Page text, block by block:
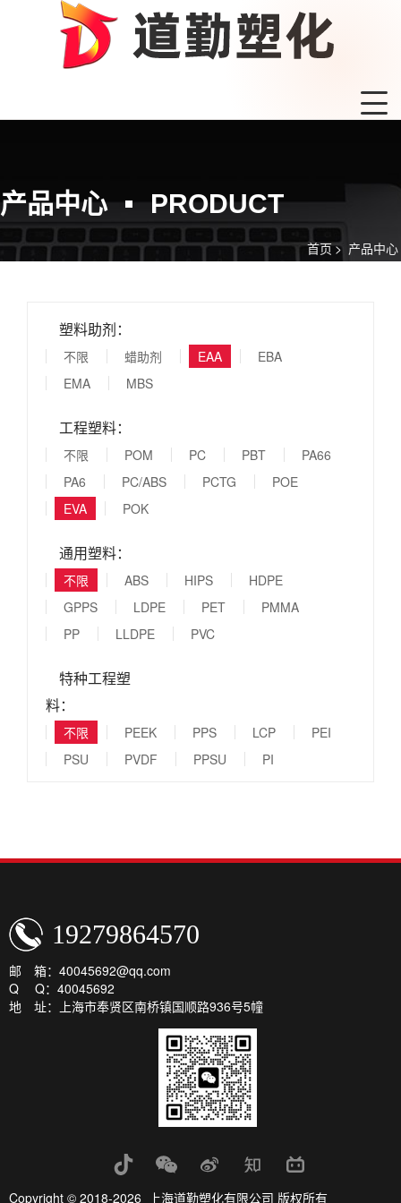
产品中心 PRODUCT
首页> 产品中心
塑料助剂：
不限 蜡助剂 EAA
EBA
EMA
MBS
工程塑料：
不限 POM PC PBT
PA66
PA6
PC/ABS PCTG
POE
EVA
POK
通用塑料：
不限 ABS HIPS
HDPE
GPPS
LDPE PET
PMMA
PP
LLDPE PVC
特种工程塑
料：
不限 PEEK PPS LCP
PEI
PSU
PVDF PPSU PI
19279864570
邮 箱：40045692@qq.com
Q Q：40045692
地 址：上海市奉贤区南桥镇国顺路936号5幢
Copyright © 2018-2026 上海道勤塑化有限公司 版权所有